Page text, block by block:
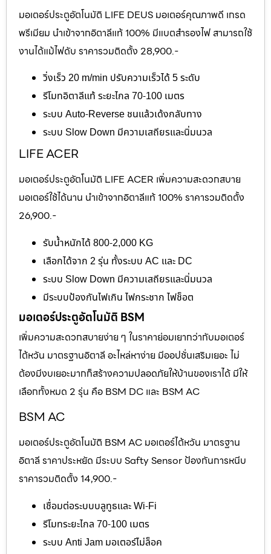
มอเตอร์ประตูอัตโนมัติ LIFE DEUS มอเตอร์คุณภาพดี เกรด
พรีเมียม นำเข้าจากอิตาลีแท้ 100% มีแบตสำรองไฟ สามารถใช้
งานได้แม้ไฟดับ ราคารวมติดตั้ง 28,900.-
วิ่งเร็ว 20 m/min ปรับความเร็วได้ 5 ระดับ
รีโมทอิตาลีแท้ ระยะไกล 70-100 เมตร
ระบบ Auto-Reverse ชนแล้วเด้งกลับทาง
ระบบ Slow Down มีความเสถียรและนิ่มนวล
LIFE ACER
มอเตอร์ประตูอัตโนมัติ LIFE ACER เพิ่มความสะดวกสบาย
มอเตอร์ใช้ได้นาน นำเข้าจากอิตาลีแท้ 100% ราคารวมติดตั้ง
26,900.-
รับน้ำหนักได้ 800-2,000 KG
เลือกได้จาก 2 รุ่น ทั้งระบบ AC และ DC
ระบบ Slow Down มีความเสถียรและนิ่มนวล
มีระบบป้องกันไฟเกิน ไฟกระชาก ไฟช็อต
มอเตอร์ประตูอัตโนมัติ BSM
เพิ่มความสะดวกสบายง่าย ๆ ในราคาย่อมเยากว่ากับมอเตอร์
ไต้หวัน มาตรฐานอิตาลี อะไหล่หาง่าย มีออปชั่นเสริมเยอะ ไม่
ต้องมีงบเยอะมากก็สร้างความปลอดภัยให้บ้านของเราได้ มีให้
เลือกทั้งหมด 2 รุ่น คือ BSM DC และ BSM AC
BSM AC
มอเตอร์ประตูอัตโนมัติ BSM AC มอเตอร์ไต้หวัน มาตรฐาน
อิตาลี ราคาประหยัด มีระบบ Safty Sensor ป้องกันการหนีบ
ราคารวมติดตั้ง 14,900.-
เชื่อมต่อระบบบลูทูธและ Wi-Fi
รีโมทระยะไกล 70-100 เมตร
ระบบ Anti Jam มอเตอร์ไม่ล็อค